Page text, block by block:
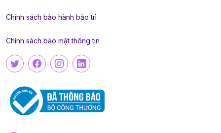
Chính sách bảo hành bảo trì
Chính sách bảo mật thông tin